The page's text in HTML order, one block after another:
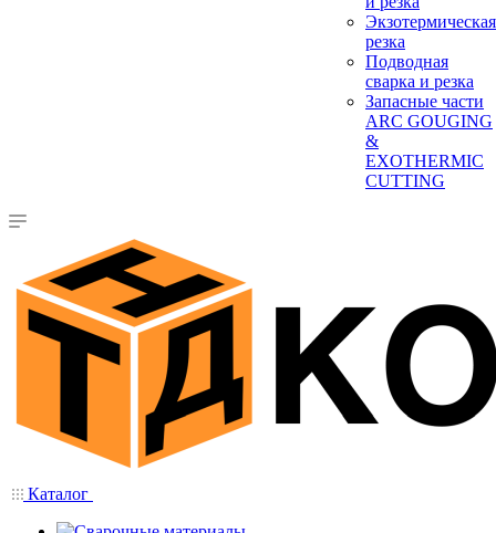
Экзотермическая
резка
Подводная
сварка и резка
Запасные части
ARC GOUGING
&
EXOTHERMIC
CUTTING
Каталог